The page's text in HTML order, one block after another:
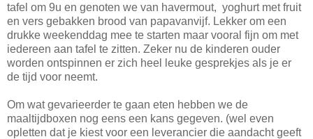
tafel om 9u en genoten we van havermout, yoghurt met fruit
en vers gebakken brood van papavanvijf. Lekker om een
drukke weekenddag mee te starten maar vooral fijn om met
iedereen aan tafel te zitten. Zeker nu de kinderen ouder
worden ontspinnen er zich heel leuke gesprekjes als je er
de tijd voor neemt.
Om wat gevarieerder te gaan eten hebben we de
maaltijdboxen nog eens een kans gegeven. (wel even
opletten dat je kiest voor een leverancier die aandacht geeft